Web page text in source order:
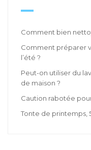
Comment bien
Comment préparer
l’été ?
Peut-on utiliser du
de maison ?
Caution rabotée
Tonte de printemps,